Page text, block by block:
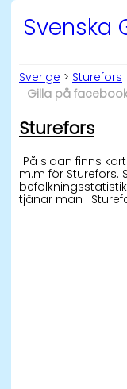
Svenska
Sverige > Sturefors
Gilla på
Sturefors
På sidan finns
m.m för Sturefors.
tjänar man i